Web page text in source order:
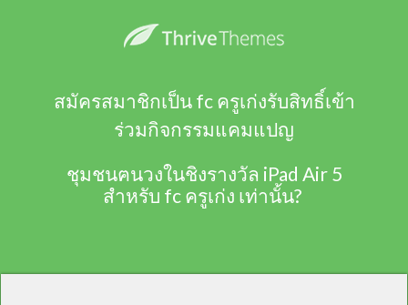
สมัครสมาชิกเป็น fc ครูเก่งรับสิทธิ์เข้า
ร่วมกิจกรรมแคมแปญ
ชุมชนฅนวงในชิงรางวัล iPad Air 5
สำหรับ fc ครูเก่ง เท่านั้น?